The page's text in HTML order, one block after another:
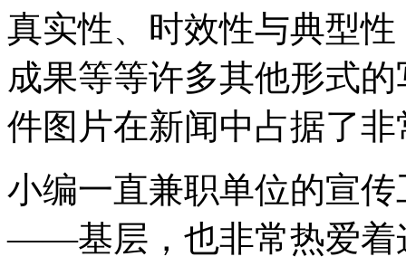
真实性、时效性与典型
成果等等许多其他形式
件图片在新闻中占据了
小编一直兼职单位的宣
——基层，也非常热爱着